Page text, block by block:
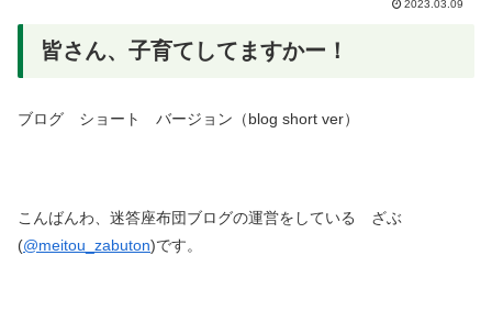
2023.03.09
皆さん、子育てしてますかー！
ブログ ショート バージョン（blog short ver）
こんばんわ、迷答座布団ブログの運営をしている ざぶ
(@meitou_zabuton)です。